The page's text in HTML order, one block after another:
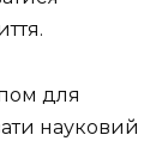
для
науковий